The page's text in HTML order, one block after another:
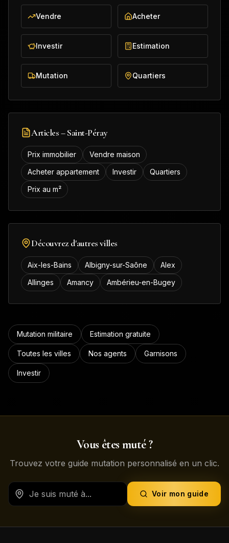
Vendre Acheter
Investir Estimation
Mutation Quartiers
Articles –Saint-Péray
Prix immobilier
Vendre maison
Acheter appartement
Investir
Quartiers
Prix au m²
Découvrez d'autres villes
Aix-les-Bains Albigny-sur-Saône
Alex
Allinges
Amancy Ambérieu-en-Bugey
Mutation militaire Estimation gratuite
Toutes les villes Nos agents Garnisons
Investir
Vous êtes muté ?
Trouvez votre guide mutation personnalisé en un clic.
Voir mon guide